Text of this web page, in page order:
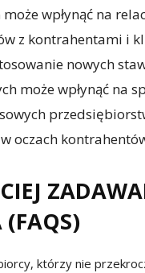
wpłynąć na
z kontrahentami i
nowych
może wpłynąć na
oczach
(FAQS)
którzy nie